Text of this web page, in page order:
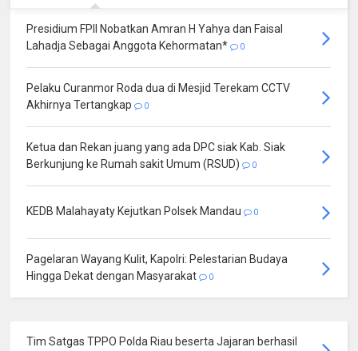
Presidium FPII Nobatkan Amran H Yahya dan Faisal
Lahadja Sebagai Anggota Kehormatan*
0
Pelaku Curanmor Roda dua di Mesjid Terekam CCTV
Akhirnya Tertangkap
0
Ketua dan Rekan juang yang ada DPC siak Kab. Siak
Berkunjung ke Rumah sakit Umum (RSUD)
0
KEDB Malahayaty Kejutkan Polsek Mandau 0
Pagelaran Wayang Kulit, Kapolri: Pelestarian Budaya
Hingga Dekat dengan Masyarakat
0
Tim Satgas TPPO Polda Riau beserta Jajaran berhasil